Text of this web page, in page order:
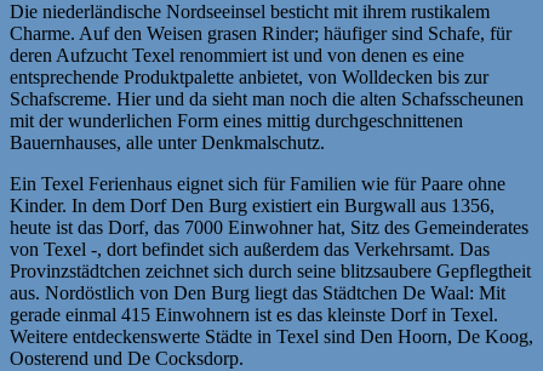
Die niederländische Nordseeinsel besticht mit ihrem rustikalem
Charme. Auf den Weisen grasen Rinder; häufiger sind Schafe, für
deren Aufzucht Texel renommiert ist und von denen es eine
entsprechende Produktpalette anbietet, von Wolldecken bis zur
Schafscreme. Hier und da sieht man noch die alten Schafsscheunen
mit der wunderlichen Form eines mittig durchgeschnittenen
Bauernhauses, alle unter Denkmalschutz.
Ein Texel Ferienhaus eignet sich für Familien wie für Paare ohne
Kinder. In dem Dorf Den Burg existiert ein Burgwall aus 1356,
heute ist das Dorf, das 7000 Einwohner hat, Sitz des Gemeinderates
von Texel -, dort befindet sich außerdem das Verkehrsamt. Das
Provinzstädtchen zeichnet sich durch seine blitzsaubere Gepflegtheit
aus. Nordöstlich von Den Burg liegt das Städtchen De Waal: Mit
gerade einmal 415 Einwohnern ist es das kleinste Dorf in Texel.
Weitere entdeckenswerte Städte in Texel sind Den Hoorn, De Koog,
Oosterend und De Cocksdorp.